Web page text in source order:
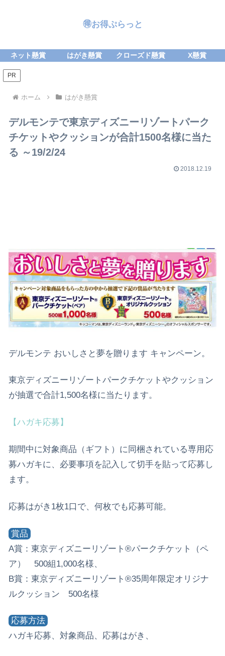
🉐お得ぷらっと
ネット懸賞 はがき懸賞 クローズド懸賞 X懸賞
PR
ホーム はがき懸賞
デルモンテで東京ディズニーリゾートパーク
チケットやクッションが合計1500名様に当た
る ～19/2/24
2018.12.19
デルモンテ おいしさと夢を贈ります キャンペーン。
東京ディズニーリゾートパークチケットやクッション
が抽選で合計1,500名様に当たります。
【ハガキ応募】
期間中に対象商品（ギフト）に同梱されている専用応
募ハガキに、必要事項を記入して切手を貼って応募し
ます。
応募はがき1枚1口で、何枚でも応募可能。
賞品
A賞：東京ディズニーリゾート®パークチケット（ペ
ア） 500組1,000名様、
B賞：東京ディズニーリゾート®35周年限定オリジナ
ルクッション 500名様
応募方法
ハガキ応募、対象商品、応募はがき、